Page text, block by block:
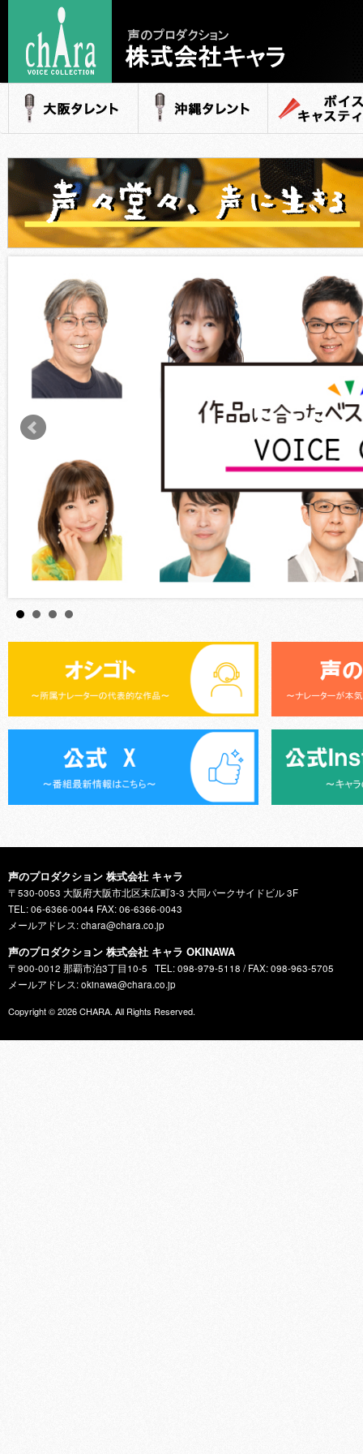
声のプロダクション
- 株式会社キャラ
大阪タレント 沖縄タレント ボイスキャステ
声のプロダクション 株式会社 キャラ
〒530-0053 大阪府大阪市北区末広町3-3 大同パークサイドビル 3F
TEL: 06-6366-0044 FAX: 06-6366-0043
メールアドレス: chara@chara.co.jp
声のプロダクション 株式会社 キャラ OKINAWA
〒900-0012 那覇市泊3丁目10-5
TEL: 098-979-5118 / FAX: 098-963-5705
メールアドレス: okinawa@chara.co.jp
Copyright © 2026CHARA. All Rights Reserved.